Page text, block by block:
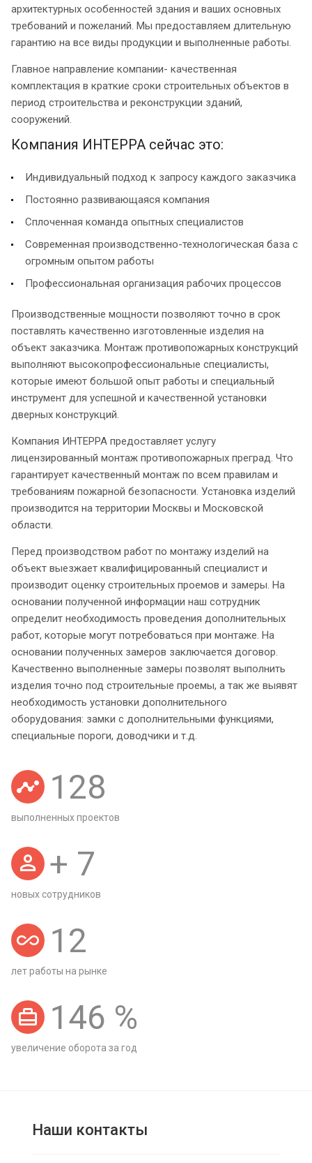
архитектурных особенностей здания и ваших основных
требований и пожеланий. Мы предоставляем длительную
гарантию на все виды продукции и выполненные работы.
Главное направление компании- качественная
комплектация в краткие сроки строительных объектов в
период строительства и реконструкции зданий,
сооружений.
Компания ИНТЕРРА сейчас это:
Индивидуальный подход к запросу каждого заказчика
Постоянно развивающаяся компания
Сплоченная команда опытных специалистов
Современная производственно-технологическая база с
огромным опытом работы
Профессиональная организация рабочих процессов
Производственные мощности позволяют точно в срок
поставлять качественно изготовленные изделия на
объект заказчика. Монтаж противопожарных конструкций
выполняют высокопрофессиональные специалисты,
которые имеют большой опыт работы и специальный
инструмент для успешной и качественной установки
дверных конструкций.
Компания ИНТЕРРА предоставляет услугу
лицензированный монтаж противопожарных преград. Что
гарантирует качественный монтаж по всем правилам и
требованиям пожарной безопасности. Установка изделий
производится на территории Москвы и Московской
области.
Перед производством работ по монтажу изделий на
объект выезжает квалифицированный специалист и
производит оценку строительных проемов и замеры. На
основании полученной информации наш сотрудник
определит необходимость проведения дополнительных
работ, которые могут потребоваться при монтаже. На
основании полученных замеров заключается договор.
Качественно выполненные замеры позволят выполнить
изделия точно под строительные проемы, а так же выявят
необходимость установки дополнительного
оборудования: замки с дополнительными функциями,
специальные пороги, доводчики и т.д.
128
выполненных проектов
+ 7
новых сотрудников
12
лет работы на рынке
146 %
увеличение оборота за год
Наши контакты